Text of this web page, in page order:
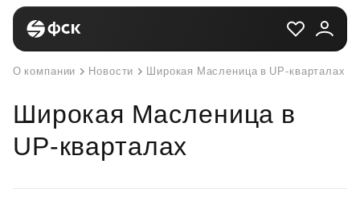
О компании Новости Широкая Масленица в UP-кварталах
Широкая Масленица в
UP-кварталах